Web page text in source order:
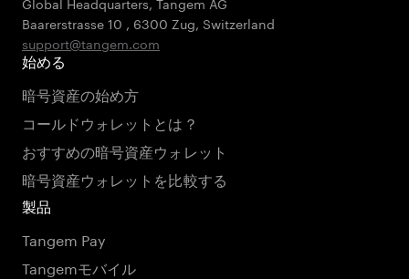
Baarerstrasse 10 , 6300 Zug, Switzerland
support@tangem.com
始める
暗号資産の始め方
コールドウォレットとは？
おすすめの暗号資産ウォレット
暗号資産ウォレットを比較する
製品
Tangem Pay
Tangemモバイル